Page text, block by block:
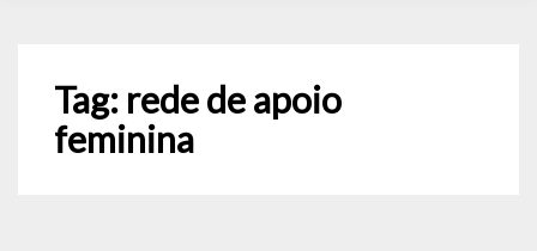
Tag: rede de apoio
feminina